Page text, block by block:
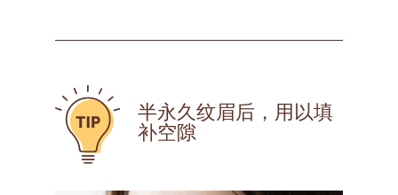
半永久纹眉后，用以填
补空隙